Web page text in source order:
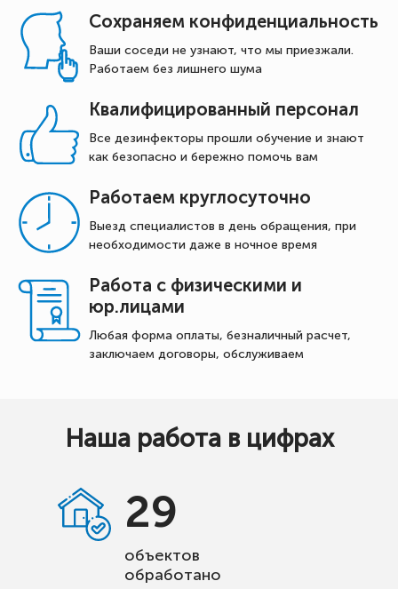
Сохраняем конфиденциальность
Ваши соседи не узнают, что мы приезжали.
Работаем без лишнего шума
Квалифицированный персонал
Все дезинфекторы прошли обучение и знают
как безопасно и бережно помочь вам
Работаем круглосуточно
Выезд специалистов в день обращения, при
необходимости даже в ночное время
Работа с физическими и
юр.лицами
Любая форма оплаты, безналичный расчет,
заключаем договоры, обслуживаем
Наша работа в цифрах
29
объектов
обработано